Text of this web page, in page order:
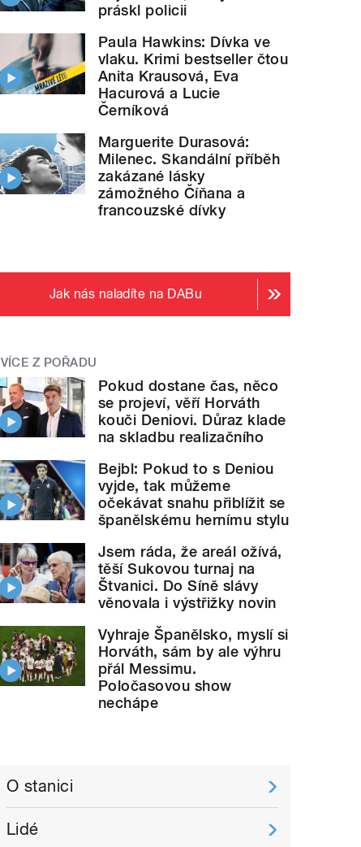
práskl policii
Paula Hawkins: Dívka ve
vlaku. Krimi bestseller čtou
Anita Krausová, Eva
Hacurová a Lucie
Černíková
Marguerite Durasová:
Milenec. Skandální příběh
zakázané lásky
zámožného Číňana a
francouzské dívky
Jak nás naladíte na DABu
VÍCE Z POŘADU
Pokud dostane čas, něco
se projeví, věří Horváth
kouči Deniovi. Důraz klade
na skladbu realizačního
Bejbl: Pokud to s Deniou
vyjde, tak můžeme
očekávat snahu přiblížit se
španělskému hernímu stylu
Jsem ráda, že areál ožívá,
těší Sukovou turnaj na
Štvanici. Do Síně slávy
věnovala i výstřižky novin
Vyhraje Španělsko, myslí si
Horváth, sám by ale výhru
přál Messimu.
Poločasovou show
nechápe
O stanici
Lidé